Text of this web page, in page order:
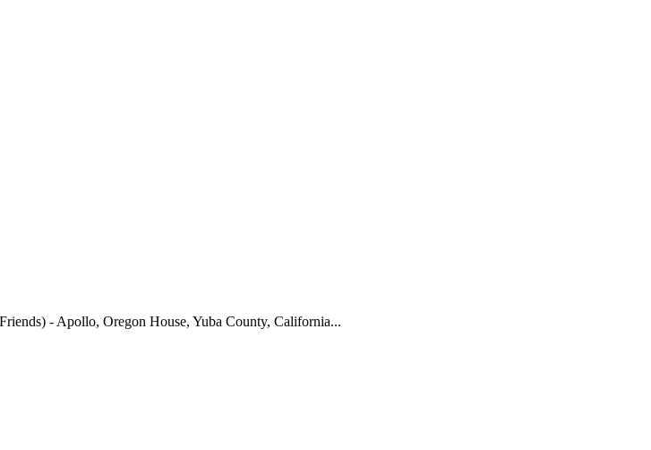
- Apollo, Oregon House, Yuba County, California...